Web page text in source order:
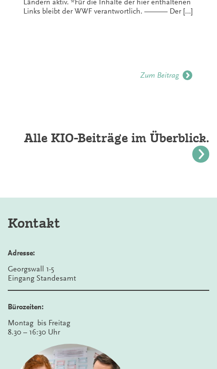
Ländern aktiv. *Für die Inhalte der hier enthaltenen
Links bleibt der WWF verantwortlich. ——— Der […]
Zum Beitrag
Alle KIO-Beiträge im Überblick.
Kontakt
Adresse:
Georgswall 1-5
Eingang Standesamt
Bürozeiten:
Montag bis Freitag
8.30 – 16:30 Uhr